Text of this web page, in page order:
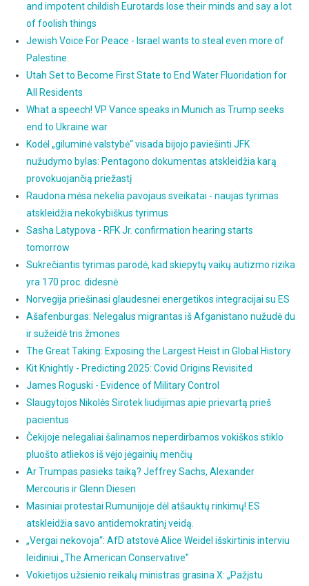
and impotent childish Eurotards lose their minds and say a lot
of foolish things
Jewish Voice For Peace - Israel wants to steal even more of
Palestine.
Utah Set to Become First State to End Water Fluoridation for
All Residents
What a speech! VP Vance speaks in Munich as Trump seeks
end to Ukraine war
Kodėl „giluminė valstybė“ visada bijojo paviešinti JFK
nužudymo bylas: Pentagono dokumentas atskleidžia karą
provokuojančią priežastį
Raudona mėsa nekelia pavojaus sveikatai - naujas tyrimas
atskleidžia nekokybiškus tyrimus
Sasha Latypova - RFK Jr. confirmation hearing starts
tomorrow
Sukrečiantis tyrimas parodė, kad skiepytų vaikų autizmo rizika
yra 170 proc. didesnė
Norvegija priešinasi glaudesnei energetikos integracijai su ES
Ašafenburgas: Nelegalus migrantas iš Afganistano nužudė du
ir sužeidė tris žmones
The Great Taking: Exposing the Largest Heist in Global History
Kit Knightly - Predicting 2025: Covid Origins Revisited
James Roguski - Evidence of Military Control
Slaugytojos Nikolės Sirotek liudijimas apie prievartą prieš
pacientus
Čekijoje nelegaliai šalinamos neperdirbamos vokiškos stiklo
pluošto atliekos iš vėjo jėgainių menčių
Ar Trumpas pasieks taiką? Jeffrey Sachs, Alexander
Mercouris ir Glenn Diesen
Masiniai protestai Rumunijoje dėl atšauktų rinkimų! ES
atskleidžia savo antidemokratinį veidą.
„Vergai nekovoja“: AfD atstovė Alice Weidel išskirtinis interviu
leidiniui „The American Conservative"
Vokietijos užsienio reikalų ministras grasina X: „Pažįstu